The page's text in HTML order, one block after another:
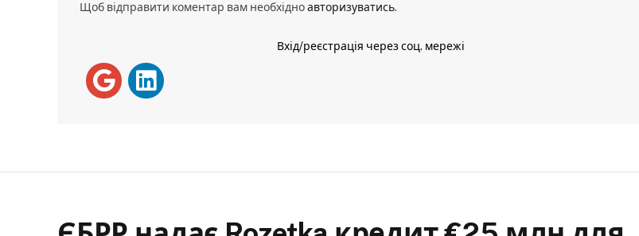
Щоб відправити коментар вам необхідноавторизуватись.
Вхід/реєстрація через соц. мережі